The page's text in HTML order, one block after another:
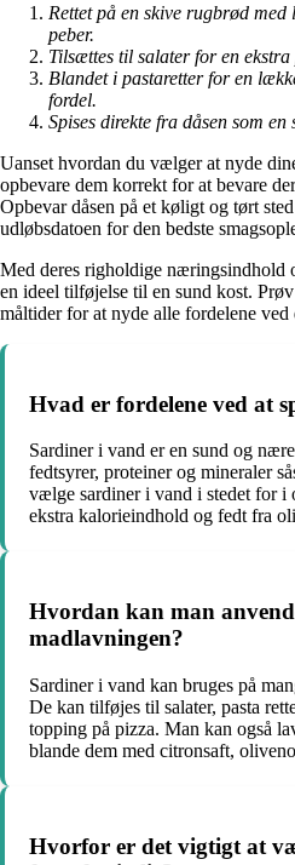
Rettet på en skive rugbrød
peber.
Tilsættes til salater for en ekstra
Blandet i pastaretter for en
fordel.
Spises direkte fra dåsen som en
Uanset hvordan du vælger at nyde
opbevare dem korrekt for at bevare
Opbevar dåsen på et køligt og tørt
udløbsdatoen for den bedste
Med deres righoldige næringsindhold
en ideel tilføjelse til en sund kost.
måltider for at nyde alle fordelene
Hvad er fordelene ved at
Sardiner i vand er en sund og
fedtsyrer, proteiner og mineraler
vælge sardiner i vand i stedet for i
ekstra kalorieindhold og fedt fra
Hvordan kan man
madlavningen?
Sardiner i vand kan bruges på
De kan tilføjes til salater, pasta
topping på pizza. Man kan også
blande dem med citronsaft,
Hvorfor er det vigtigt at